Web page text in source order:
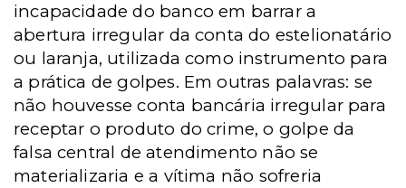
incapacidade do banco em barrar a
abertura irregular da conta do estelionatário
ou laranja, utilizada como instrumento para
a prática de golpes. Em outras palavras: se
não houvesse conta bancária irregular para
receptar o produto do crime, o golpe da
falsa central de atendimento não se
materializaria e a vítima não sofreria